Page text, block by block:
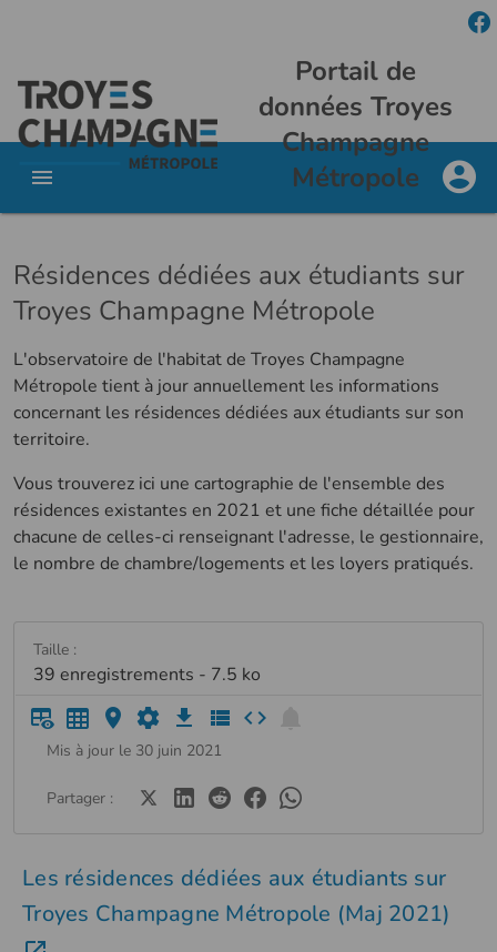
Portail de
données Troyes
Champagne
Métropole
Résidences dédiées aux étudiants sur
Troyes Champagne Métropole
L'observatoire de l'habitat de Troyes Champagne
Métropole tient à jour annuellement les informations
concernant les résidences dédiées aux étudiants sur son
territoire.
Vous trouverez ici une cartographie de l'ensemble des
résidences existantes en 2021 et une fiche détaillée pour
chacune de celles-ci renseignant l'adresse, le gestionnaire,
le nombre de chambre/logements et les loyers pratiqués.
Taille :
39 enregistrements - 7.5 ko
Mis à jour le 30 juin 2021
Partager :
Les résidences dédiées aux étudiants sur
Troyes Champagne Métropole (Maj 2021)